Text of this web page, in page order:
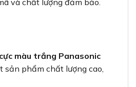
và chất lượng đảm bảo.
màu trắng Panasonic
sản phẩm chất lượng cao,